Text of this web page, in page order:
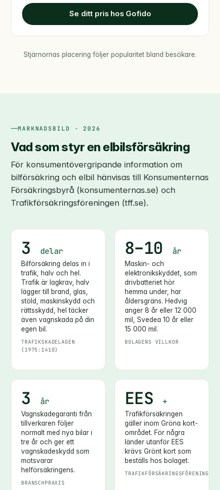
Se ditt pris hos Gofido
Stjärnornas placering följer popularitet bland besökare.
MARKNADSBILD · 2026
Vad som styr en elbilsförsäkring
För konsumentövergripande information om
bilförsäkring och elbil hänvisas till Konsumenternas
Försäkringsbyrå (konsumenternas.se) och
Trafikförsäkringsföreningen (tff.se).
3 delar
Bilförsäkring delas in i
trafik, halv och hel.
Trafik är lagkrav, halv
lägger till brand, glas,
stöld, maskinskydd och
rättsskydd, hel täcker
även vagnskada på din
egen bil.
TRAFIKSKADELAGEN
(1975:1410)
8–10 år
Maskin- och
elektronikskyddet, som
drivbatteriet hör
hemma under, har
åldersgräns. Hedvig
anger 8 år eller 12 000
mil, Svedea 10 år eller
15 000 mil.
BOLAGENS VILLKOR
3 år
Vagnskadegaranti från
tillverkaren följer
normalt med nya bilar i
tre år och ger ett
vagnskadeskydd som
motsvarar
helförsäkringens.
BRANSCHPRAXIS
EES +
Trafikförsäkringen
gäller inom Gröna kort-
området. För några
länder utanför EES
krävs Grönt kort som
beställs hos bolaget.
TRAFIKFÖRSÄKRINGSFÖRENINGEN